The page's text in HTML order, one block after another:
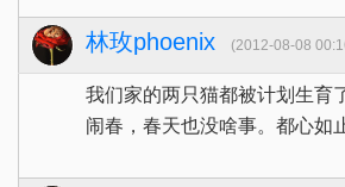
林玫phoenix (2012-08-08
我们家的两只猫都被计划生育
闹春，春天也没啥事。都心如